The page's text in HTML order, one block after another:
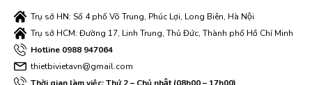
Trụ sở HN: Số 4 phố Võ Trung, Phúc Lợi, Long Biên, Hà Nội
Trụ sở HCM: Đường 17, Linh Trung, Thủ Đức, Thành phố Hồ Chí Minh
Hotline 0988 947064
thietbivietavn@gmail.com